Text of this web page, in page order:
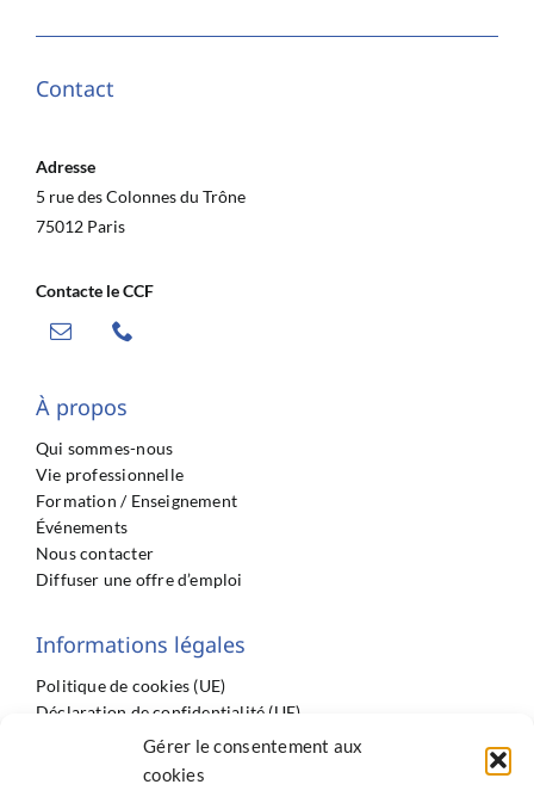
Gérer le consentement aux
cookies
Contact
Adresse
5 rue des Colonnes du Trône
75012 Paris
Contacte le CCF
À propos
Qui sommes-nous
Vie professionnelle
Formation / Enseignement
Événements
Nous contacter
Diffuser une offre d’emploi
Informations légales
Politique de cookies (UE)
Déclaration de confidentialité (UE)
Conditions générales